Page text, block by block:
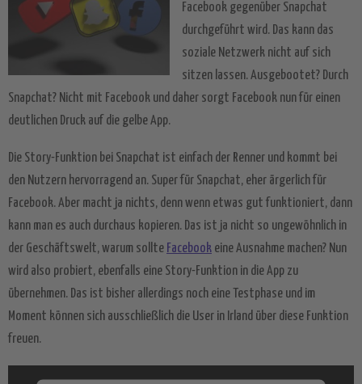
Facebook gegenüber Snapchat
durchgeführt wird. Das kann das
soziale Netzwerk nicht auf sich
sitzen lassen. Ausgebootet? Durch
Snapchat? Nicht mit Facebook und daher sorgt Facebook nun für einen
deutlichen Druck auf die gelbe App.
Die Story-Funktion bei Snapchat ist einfach der Renner und kommt bei
den Nutzern hervorragend an. Super für Snapchat, eher ärgerlich für
Facebook. Aber macht ja nichts, denn wenn etwas gut funktioniert, dann
kann man es auch durchaus kopieren. Das ist ja nicht so ungewöhnlich in
der Geschäftswelt, warum sollte Facebook eine Ausnahme machen? Nun
wird also probiert, ebenfalls eine Story-Funktion in die App zu
übernehmen. Das ist bisher allerdings noch eine Testphase und im
Moment können sich ausschließlich die User in Irland über diese Funktion
freuen.